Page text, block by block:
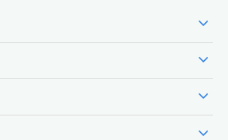
expand_more
expand_more
expand_more
expand_more